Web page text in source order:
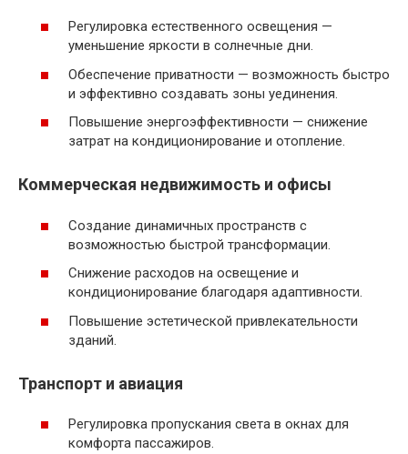
Регулировка естественного освещения —
уменьшение яркости в солнечные дни.
Обеспечение приватности — возможность быстро
и эффективно создавать зоны уединения.
Повышение энергоэффективности — снижение
затрат на кондиционирование и отопление.
Коммерческая недвижимость и офисы
Создание динамичных пространств с
возможностью быстрой трансформации.
Снижение расходов на освещение и
кондиционирование благодаря адаптивности.
Повышение эстетической привлекательности
зданий.
Транспорт и авиация
Регулировка пропускания света в окнах для
комфорта пассажиров.